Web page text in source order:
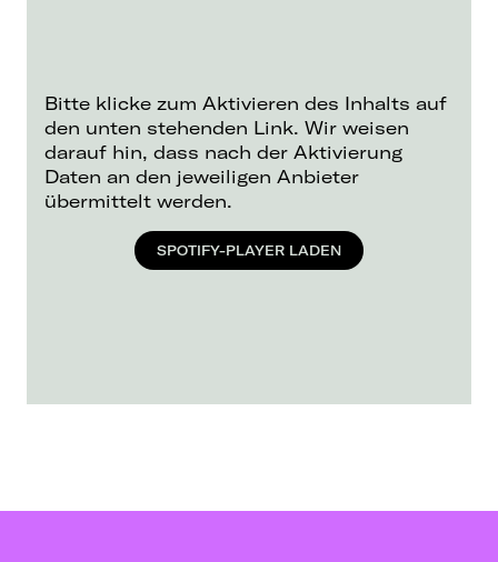
Bitte klicke zum Aktivieren des Inhalts auf
den unten stehenden Link. Wir weisen
darauf hin, dass nach der Aktivierung
Daten an den jeweiligen Anbieter
übermittelt werden.
SPOTIFY-PLAYER LADEN